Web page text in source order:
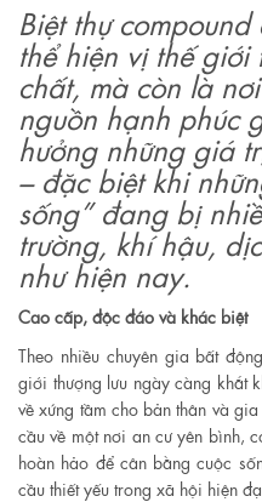
Biệt thự
thể hiện vị thế giới
chất, mà còn là
nguồn hạnh phúc
hưởng những giá
– đặc biệt khi
sống” đang bị
trường, khí hậu,
như hiện nay.
Cao cấp, độc đáo và khác biệt
Theo nhiều chuyên gia bất
giới thượng lưu ngày càng khắt
về xứng tầm cho bản thân và
cầu về một nơi an cư yên bình,
hoàn hảo để cân bằng cuộc
cầu thiết yếu trong xã hội hiện